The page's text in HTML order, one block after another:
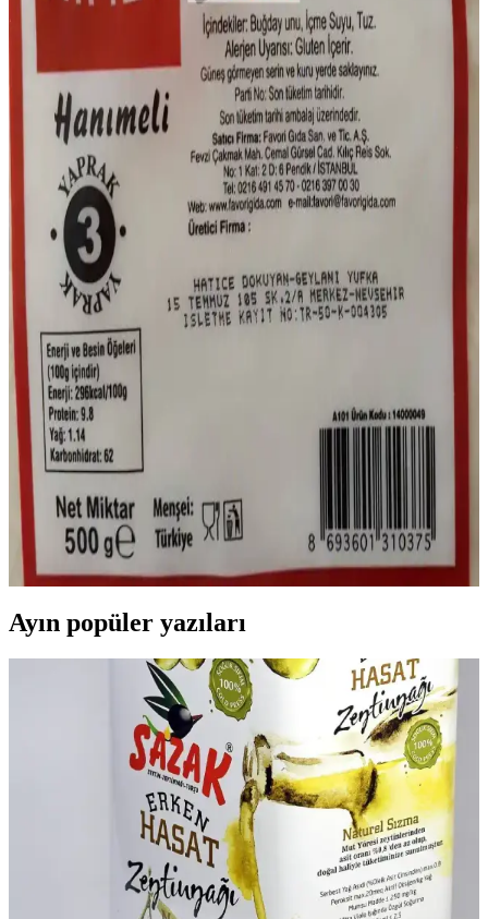
Marketlerde Corned Beef İndirimi ve Fırsatları:
Stok, Fiyat ve Kullanım Rehberi
Corned beef, St. Patrick's Day sonrası marketlerde indirimle satılır.
Fiyat ve stok farklılıkları, kullanım alanları ve indirim taktikleri
detaylıca incelenir. Doğru zamanlama ve market seçimi önemlidir.
A101 Mağazalarının Hafta İçi Kapanış Saatleri ve
Güncel Bilgiler
A101 mağazalarının hafta içi kapanış saatleri bölgeye göre
değişebilir. En doğru bilgi için resmi kaynaklara başvurmak
önemlidir.
A101 Marketleri ve Sosis Fiyatları Güncel Durum ve
Güvenlik Önlemleri Hakkında Bilgi
A101 marketleri ve sosis fiyatları hakkında güncel bilgiler, fiyat
aralıkları ve güvenlik önlemleri ile ilgili detaylar, tüketicilerin bilinçli
alışveriş yapmasını sağlar.
A101 Yufka Fiyatları ve Piyasa Durumu Güncel
Bilgilerle Analizi
A101 marketleri uygun fiyatlı temel gıda ürünleri sunar, yufka
fiyatları bölge ve zamana göre değişir. Kampanyaları takip ederek
avantaj sağlayabilirsiniz.
Ayın popüler yazıları